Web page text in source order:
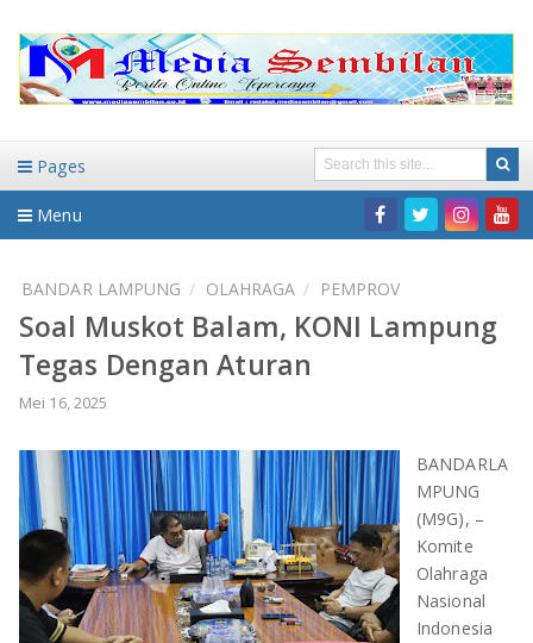
Pages
Menu
DAERAH
NASIONAL
BANDAR LAMPUNG
METRO
LAMPUNG TENGAH
HUKUM-KRIMINAL
WISATA
OLAHRAGA
ADVETORIAL
BANDAR LAMPUNG OLAHRAGA PEMPROV
Soal Muskot Balam, KONI Lampung
Tegas Dengan Aturan
Mei 16, 2025
BANDARLA
MPUNG
(M9G), –
Komite
Olahraga
Nasional
Indonesia